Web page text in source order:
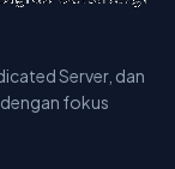
Server, dan
fokus